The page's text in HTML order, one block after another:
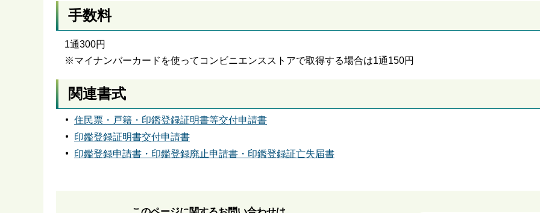
手数料
1通300円
※マイナンバーカードを使ってコンビニエンスストアで取得する場合は1通150円
関連書式
住民票・戸籍・印鑑登録証明書等交付申請書
印鑑登録証明書交付申請書
印鑑登録申請書・印鑑登録廃止申請書・印鑑登録証亡失届書